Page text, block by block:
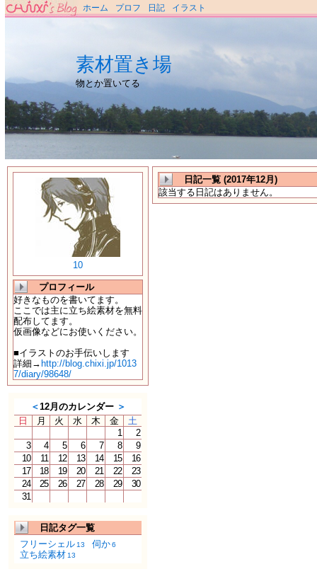
ホーム プロフ 日記 イラスト
素材置き場
物とか置いてる
10
プロフィール
好きなものを書いてます。
ここでは主に立ち絵素材を無料
配布してます。
仮画像などにお使いください。
■イラストのお手伝いします
詳細→ http://blog.chixi.jp/1013
7/diary/98648/
＜12月のカレンダー ＞
日
月 火 水 木 金
土
1
2
3
4 5 6 7 8
9
10
11 12 13 14 15
16
17
18 19 20 21 22
23
24
25 26 27 28 29
30
31
日記タグ一覧
フリーシェル 13 伺か6
立ち絵素材 13
日記一覧 (2017年12月)
該当する日記はありません。